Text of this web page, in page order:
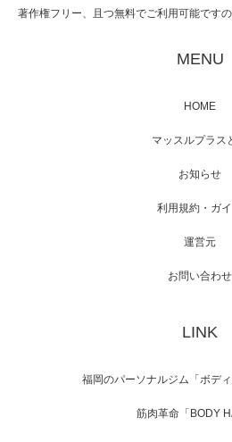
映画「メカバース
【TV】NHK BS「
「ねとらぼ」さん
著作権フリー、且つ無料でご利用可能です
MENU
HOME
マッスルプラス
お知らせ
利用規約・ガ
運営元
お問い合わせ
LINK
福岡のパーソナルジム「ボディ
筋肉革命「BODY